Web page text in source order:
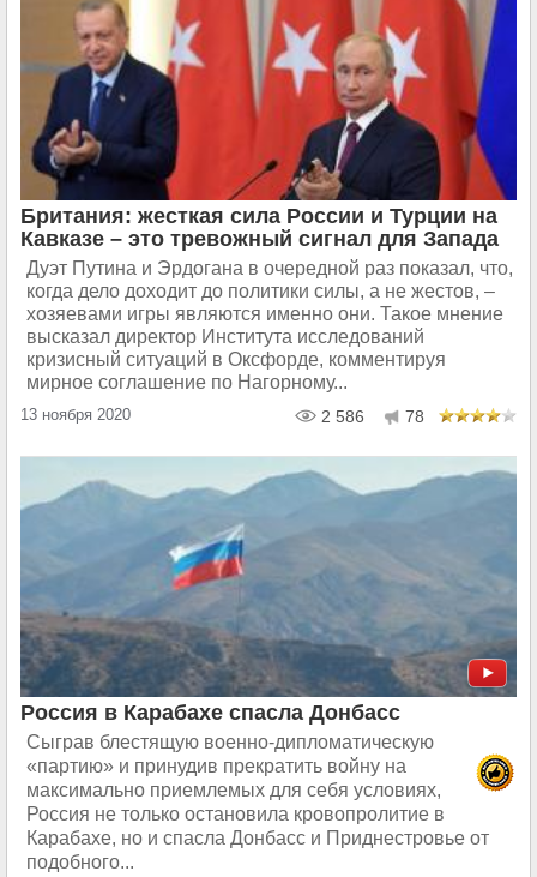
Британия: жесткая сила России и Турции на
Кавказе – это тревожный сигнал для Запада
Дуэт Путина и Эрдогана в очередной раз показал, что,
когда дело доходит до политики силы, а не жестов, –
хозяевами игры являются именно они. Такое мнение
высказал директор Института исследований
кризисный ситуаций в Оксфорде, комментируя
мирное соглашение по Нагорному...
13 ноября 2020 2 586 78
Россия в Карабахе спасла Донбасс
Сыграв блестящую военно-дипломатическую
«партию» и принудив прекратить войну на
максимально приемлемых для себя условиях,
Россия не только остановила кровопролитие в
Карабахе, но и спасла Донбасс и Приднестровье от
подобного...